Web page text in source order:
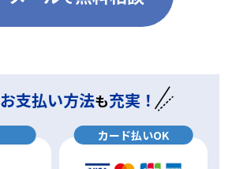
お支払い方法も充実！
カード払いOK